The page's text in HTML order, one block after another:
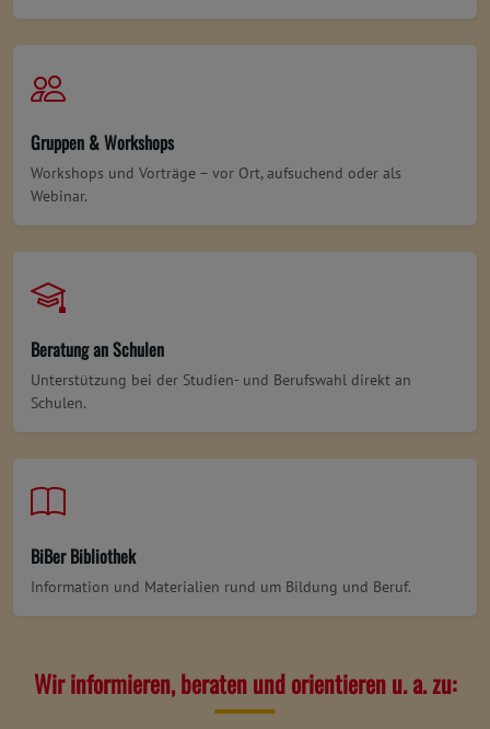
Gruppen & Workshops
Workshops und Vorträge – vor Ort, aufsuchend oder als
Webinar.
Beratung an Schulen
Unterstützung bei der Studien- und Berufswahl direkt an
Schulen.
BiBer Bibliothek
Information und Materialien rund um Bildung und Beruf.
Wir informieren, beraten und orientieren u. a. zu: